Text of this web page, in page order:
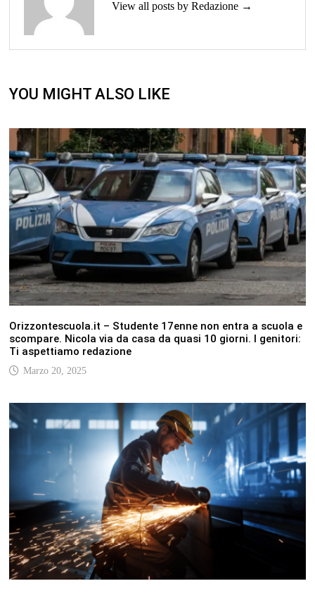
View all posts by Redazione →
YOU MIGHT ALSO LIKE
Orizzontescuola.it – Studente 17enne non entra a scuola e
scompare. Nicola via da casa da quasi 10 giorni. I genitori:
Ti aspettiamo redazione
Marzo 20, 2025